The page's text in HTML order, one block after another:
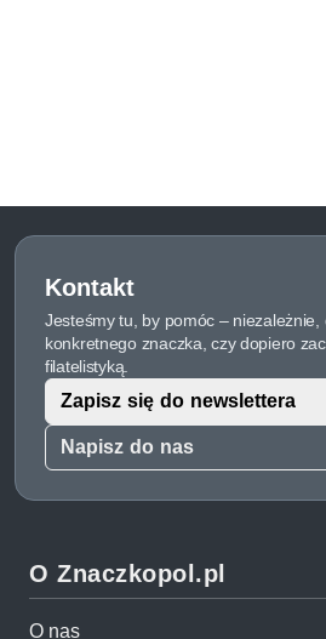
Kontakt
Jesteśmy tu, by pomóc – niezależnie,
konkretnego znaczka, czy dopiero
filatelistyką.
Napisz do nas
Zapisz się do newslettera
O Znaczkopol.pl
O nas